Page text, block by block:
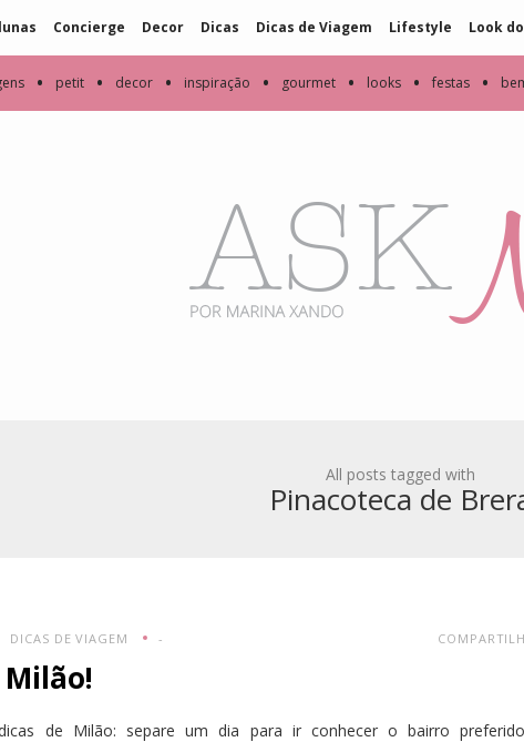
Concierge Decor Dicas Dicas de Viagem Lifestyle Look
• petit • decor • inspiração • gourmet • looks • festas •
All posts tagged with
Pinacoteca de
DICAS DE VIAGEM -
Milão!
de Milão: separe um dia para ir conhecer o bairro